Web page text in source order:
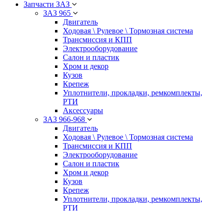
Запчасти ЗАЗ
ЗАЗ 965
Двигатель
Ходовая \ Рулевое \ Тормозная система
Трансмиссия и КПП
Электрооборудование
Салон и пластик
Хром и декор
Кузов
Крепеж
Уплотнители, прокладки, ремкомплекты,
РТИ
Аксессуары
ЗАЗ 966-968
Двигатель
Ходовая \ Рулевое \ Тормозная система
Трансмиссия и КПП
Электрооборудование
Салон и пластик
Хром и декор
Кузов
Крепеж
Уплотнители, прокладки, ремкомплекты,
РТИ